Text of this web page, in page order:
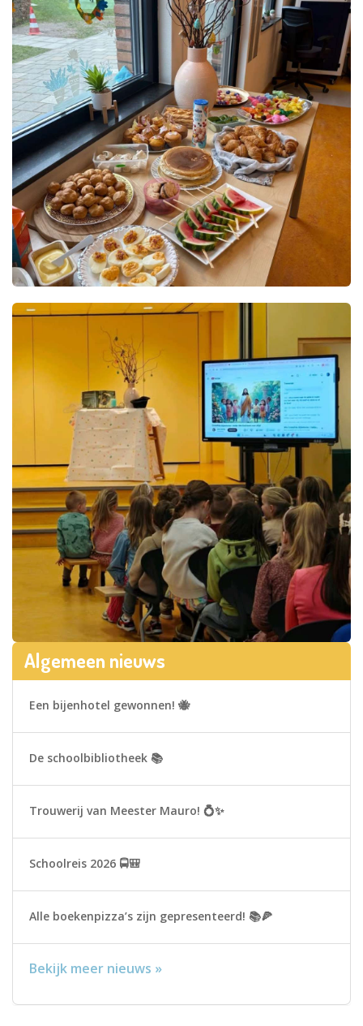
Algemeen nieuws
Een bijenhotel gewonnen! 🐝
De schoolbibliotheek 📚
Trouwerij van Meester Mauro! 💍✨
Schoolreis 2026 🚍🎒
Alle boekenpizza’s zijn gepresenteerd! 📚🍕
Bekijk meer nieuws »